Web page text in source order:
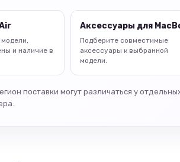
и наличие в
Аксессуары для
Подберите совместимые
аксессуары к выбранной
модели.
поставки могут различаться у